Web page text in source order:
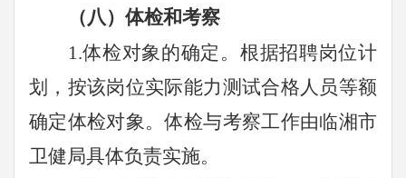
（八）体检和考察
1.体检对象的确定。根据招聘岗位计
划，按该岗位实际能力测试合格人员等额
确定体检对象。体检与考察工作由临湘市
卫健局具体负责实施。